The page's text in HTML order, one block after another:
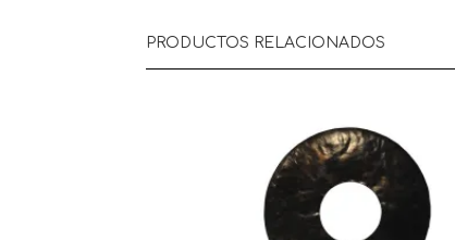
PRODUCTOS RELACIONADOS